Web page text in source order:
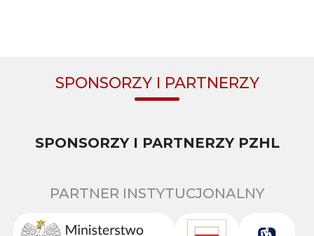
SPONSORZY I PARTNERZY
SPONSORZY I PARTNERZY PZHL
PARTNER INSTYTUCJONALNY